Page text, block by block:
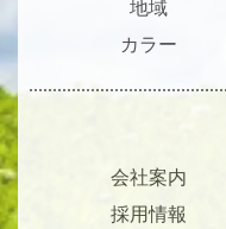
地域
カラー
会社案内
採用情報